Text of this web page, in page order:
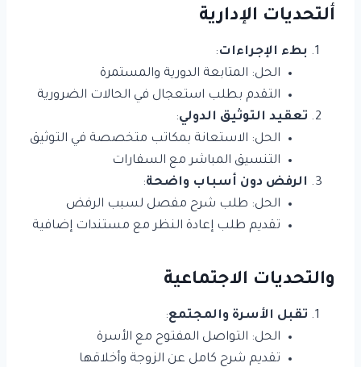
ألتحديات الإدارية
بطء الإجراءات:
الحل: المتابعة الدورية والمستمرة
التقدم بطلب استعجال في الحالات الضرورية
تعقيد التوثيق الدولي:
الحل: الاستعانة بمكاتب متخصصة في التوثيق
التنسيق المباشر مع السفارات
الرفض دون أسباب واضحة:
الحل: طلب شرح مفصل لسبب الرفض
تقديم طلب إعادة النظر مع مستندات إضافية
والتحديات الاجتماعية
تقبل الأسرة والمجتمع:
الحل: التواصل المفتوح مع الأسرة
تقديم شرح كامل عن الزوجة وأخلاقها